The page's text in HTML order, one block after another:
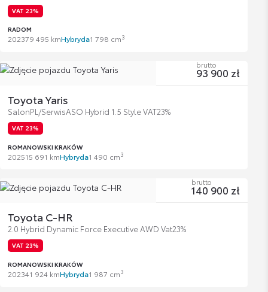
VAT 23%
RADOM
202379 495 kmHybryda1 798 cm3
Toyota Yaris
SalonPL/SerwisASO Hybrid 1.5 Style VAT23%
VAT 23%
ROMANOWSKI KRAKÓW
202515 691 kmHybryda1 490 cm3
brutto
93 900 zł
Toyota C-HR
2.0 Hybrid Dynamic Force Executive AWD Vat23%
VAT 23%
ROMANOWSKI KRAKÓW
202341 924 kmHybryda1 987 cm3
brutto
140 900 zł